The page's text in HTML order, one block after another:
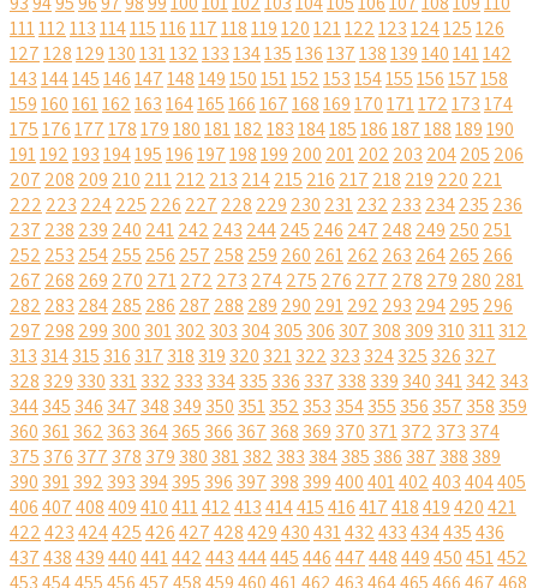
111112113114115116117118119120121122123124125126
127128129130131132133134135136137138139140141142
143144145146147148149150151152153154155156157158
159160161162163164165166167168169170171172173174
175176177178179180181182183184185186187188189190
191192193194195196197198199 200 201202 203 204205 206
207 208 209 210 211212 213 214215 216 217 218 219 220 221
222 223 224225 226 227 228 229 230 231232 233 234235 236
237 238 239 240 241242 243 244245 246 247 248 249 250 251
252 253 254255 256 257 258 259 260 261262 263 264265 266
267 268 269 270 271272 273 274275 276 277 278 279 280 281
282 283 284285 286 287 288 289 290 291292 293 294295 296
297 298 299 300 301302 303 304305 306 307 308 309 310 311312
313 314315 316 317 318 319 320 321322 323 324325 326 327
328 329 330 331332 333 334335 336 337 338 339 340 341342 343
344345 346 347 348 349 350 351352 353 354355 356 357 358 359
360 361362 363 364365 366 367 368 369 370 371372 373 374
375 376 377 378 379 380 381382 383 384385 386 387 388 389
390 391392 393 394395 396 397 398 399400401402403404405
406407408409410411412413414415416417418419420421
422423424425426427428429430431432433434435436
437438439440441442443444445446447448449450451452